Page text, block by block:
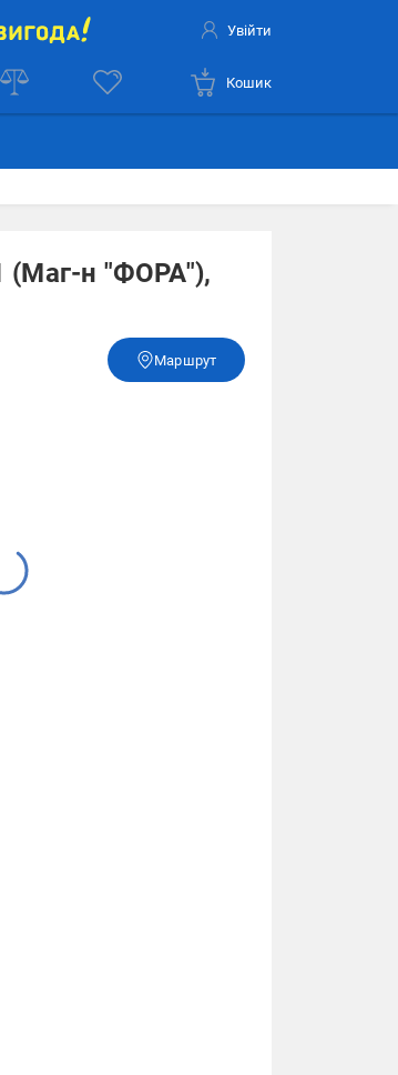
Увійти
Кошик
(Маг-н "ФОРА"),
Маршрут